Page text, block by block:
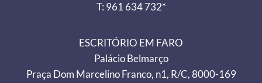
T: 961 634 732*
ESCRITÓRIO EM FARO
Palácio Belmarço
Praça Dom Marcelino Franco, n1, R/C, 8000-169